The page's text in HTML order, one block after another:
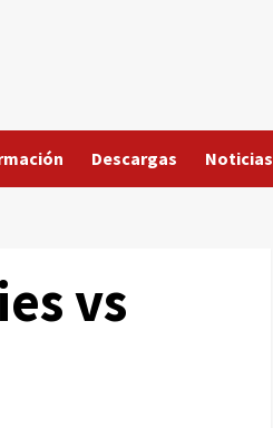
Descargas Noticias
vs